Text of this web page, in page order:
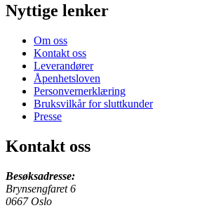
Nyttige lenker
Om oss
Kontakt oss
Leverandører
Åpenhetsloven
Personvernerklæring
Bruksvilkår for sluttkunder
Presse
Kontakt oss
Besøksadresse:
Brynsengfaret 6
0667 Oslo